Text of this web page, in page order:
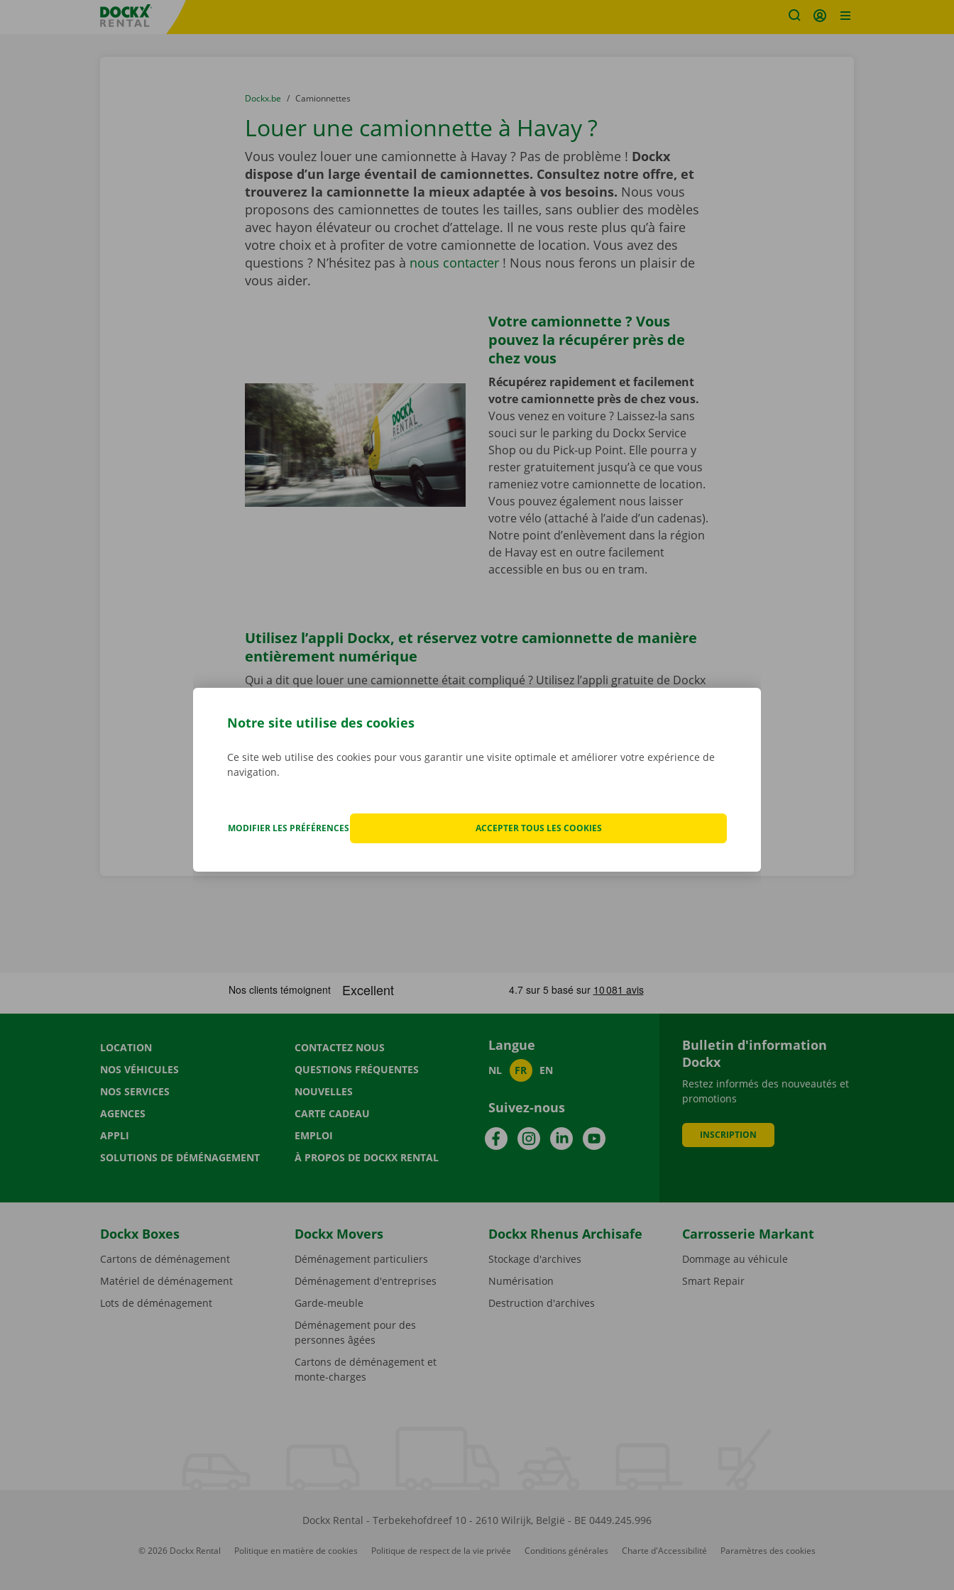
sitename
You are here:
du
Dockx.be to
Camionnettes
Louer une camionnette à Havay ?
Vous voulez louer une camionnette à Havay ? Pas de problème ! Dockx
dispose d’un large éventail de camionnettes. Consultez notre offre, et
trouverez la camionnette la mieux adaptée à vos besoins. Nous vous
proposons des camionnettes de toutes les tailles, sans oublier des modèles
avec hayon élévateur ou crochet d’attelage. Il ne vous reste plus qu’à faire
votre choix et à profiter de votre camionnette de location. Vous avez des
questions ? N’hésitez pas à nous contacter! Nous nous ferons un plaisir de
vous aider.
Votre camionnette ? Vous
pouvez la récupérer près de
chez vous
Récupérez rapidement et facilement
votre camionnette près de chez vous.
Vous venez en voiture ? Laissez-la sans
souci sur le parking du Dockx Service
Shop ou du Pick-up Point. Elle pourra y
rester gratuitement jusqu’à ce que vous
rameniez votre camionnette de location.
Vous pouvez également nous laisser
votre vélo (attaché à l’aide d’un cadenas).
Notre point d’enlèvement dans la région
de Havay est en outre facilement
accessible en bus ou en tram.
Utilisez l’appli Dockx, et réservez votre camionnette de manière
entièrement numérique
Qui a dit que louer une camionnette était compliqué ? Utilisez l’appli gratuite de Dockx
contact ! Ouvrez l’appli, choisissez votre véhicule, et payez. Il ne vous reste plus qu’à
aller récupérer votre camionnette, que vous pourrez déverrouiller à l’aide d’une clé
notre offre.
LOCATION
NOS VÉHICULES
NOS SERVICES
AGENCES
APPLI
SOLUTIONS DE DÉMÉNAGEMENT
CONTACTEZ NOUS
QUESTIONS FRÉQUENTES
NOUVELLES
CARTE CADEAU
EMPLOI
À PROPOS DE DOCKX RENTAL
Langue
NL FR EN
Suivez-nous
FacebookInstagramLinkedInYouTube
Bulletin d'information
Dockx
Restez informés des nouveautés et
promotions
INSCRIPTION
Dockx Boxes
Cartons de déménagement
Matériel de déménagement
Lots de déménagement
Dockx Movers
Déménagement particuliers
Déménagement d'entreprises
Garde-meuble
Déménagement pour des
personnes âgées
Cartons de déménagement et
monte-charges
Dockx Rhenus Archisafe
Stockage d'archives
Numérisation
Destruction d'archives
Carrosserie Markant
Dommage au véhicule
Smart Repair
Dockx Rental - Terbekehofdreef 10- 2610 Wilrijk, België - BE 0449.245.996
© 2026 Dockx Rental Politique en matière de cookies Politique de respect de la vie privée Conditions générales Charte d'Accessibilité Paramètres des cookies
Notre site utilise des cookies
Ce site web utilise des cookies pour vous garantir une visite optimale et améliorer votre expérience de
navigation.
MODIFIER LES PRÉFÉRENCES ACCEPTER TOUS LES COOKIES